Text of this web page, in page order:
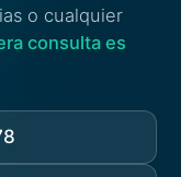
o cualquier
consulta es